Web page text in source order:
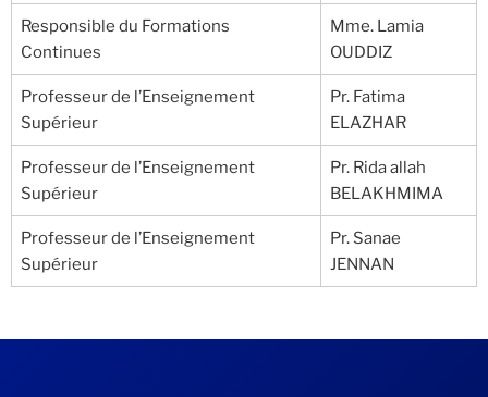
Responsible du Formations
Continues
Mme. Lamia
OUDDIZ
Professeur de l’Enseignement
Supérieur
Pr. Fatima
ELAZHAR
Professeur de l’Enseignement
Supérieur
Pr. Rida allah
BELAKHMIMA
Professeur de l’Enseignement
Supérieur
Pr. Sanae
JENNAN